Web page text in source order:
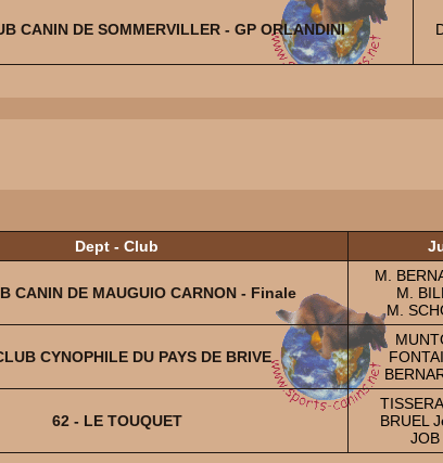
CANIN DE SOMMERVILLER - GP ORLANDINI
Dept - Club
CANIN DE MAUGUIO CARNON - Finale
M.
M.
M.
CYNOPHILE DU PAYS DE BRIVE
62 - LE TOUQUET
BRUEL
JOB